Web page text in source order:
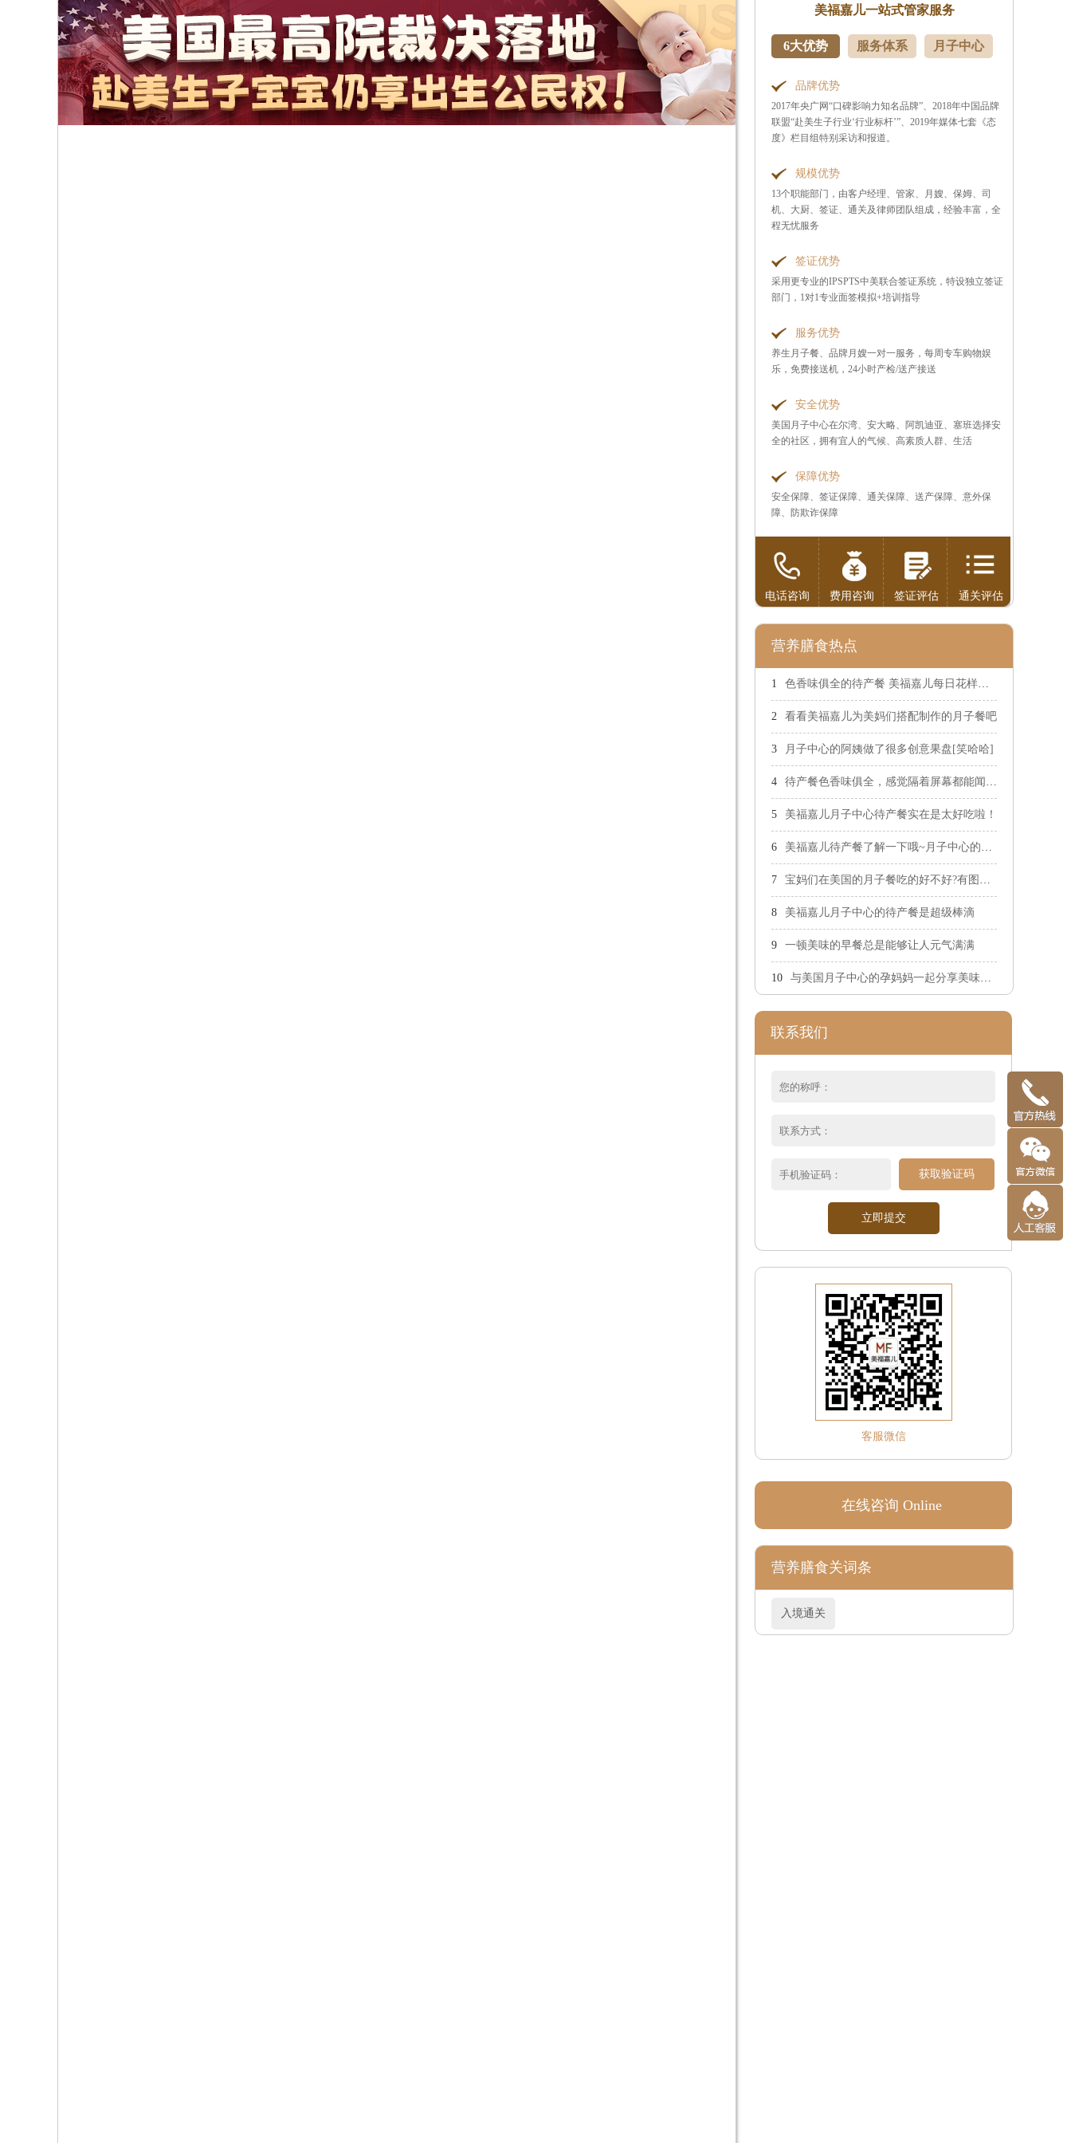
美福嘉儿一站式管家服务
6大优势 服务体系 月子中心
品牌优势
2017年央广网“口碑影响力知名品牌”、2018年中国品牌
联盟“赴美生子行业‘行业标杆’”、2019年媒体七套《态
度》栏目组特别采访和报道。
规模优势
13个职能部门，由客户经理、管家、月嫂、保姆、司
机、大厨、签证、通关及律师团队组成，经验丰富，全
程无忧服务
签证优势
采用更专业的IPSPTS中美联合签证系统，特设独立签证
部门，1对1专业面签模拟+培训指导
服务优势
养生月子餐、品牌月嫂一对一服务，每周专车购物娱
乐，免费接送机，24小时产检/送产接送
安全优势
美国月子中心在尔湾、安大略、阿凯迪亚、塞班选择安
全的社区，拥有宜人的气候、高素质人群、生活
保障优势
安全保障、签证保障、通关保障、送产保障、意外保
障、防欺诈保障
电话咨询 费用咨询 签证评估 通关评估
营养膳食热点
色香味俱全的待产餐 美福嘉儿每日花样饮食
看看美福嘉儿为美妈们搭配制作的月子餐吧
月子中心的阿姨做了很多创意果盘[笑哈哈]
待产餐色香味俱全，感觉隔着屏幕都能闻到香味
美福嘉儿月子中心待产餐实在是太好吃啦！
美福嘉儿待产餐了解一下哦~月子中心的餐食都是现场精心烹饪
宝妈们在美国的月子餐吃的好不好?有图有真相！
美福嘉儿月子中心的待产餐是超级棒滴
一顿美味的早餐总是能够让人元气满满
与美国月子中心的孕妈妈一起分享美味午餐
联系我们
获取验证码
客服微信
在线咨询 Online
营养膳食关词条
入境通关